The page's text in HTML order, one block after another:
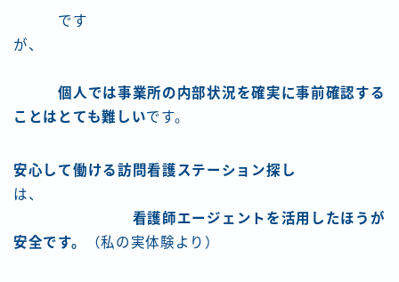
です
が、
個人では事業所の内部状況を確実に事前確認する
ことはとても難しいです。
安心して働ける訪問看護ステーション探し
は、
看護師エージェントを活用したほうが
安全です。
（私の実体験より）